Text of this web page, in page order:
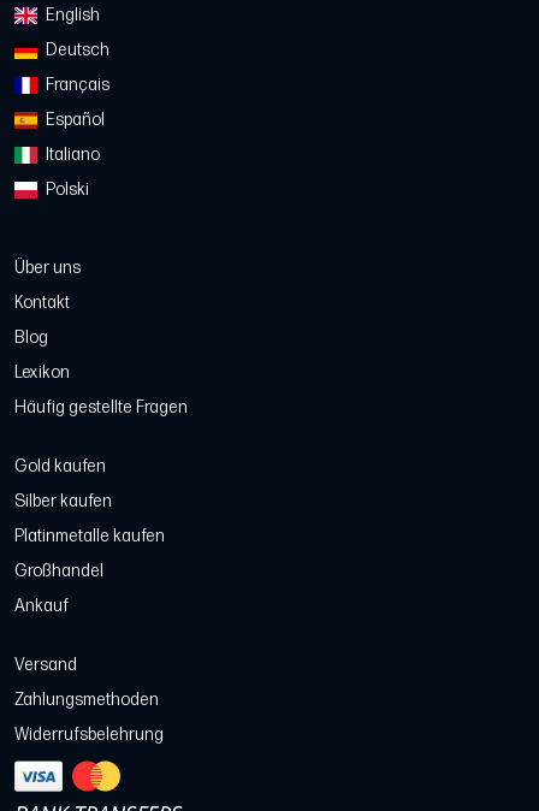
English
Deutsch
Français
Español
Italiano
Polski
Über uns
Kontakt
Blog
Lexikon
Häufig gestellte Fragen
Gold kaufen
Silber kaufen
Platinmetalle kaufen
Großhandel
Ankauf
Versand
Zahlungsmethoden
Widerrufsbelehrung